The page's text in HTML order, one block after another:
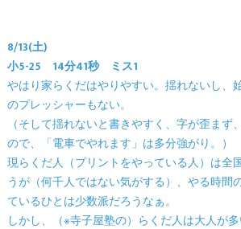
8/13(土)
小5-25 14分41秒 ミス1
やはり家らくだはやりやすい。揺れないし、
のプレッシャーもない。
（そして揺れないと書きやすく、字が歪まず
ので、「電車でやれます」は多分強がり。）
現らくだ人（プリントをやっている人）は全
うが（何千人ではない気がする）、やる時間
ているひとは少数派だろうなぁ。
しかし、（※寺子屋塾の）らくだ人は大人が